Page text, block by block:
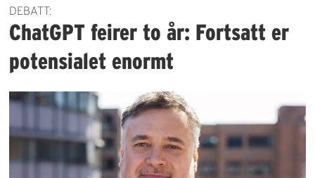
DEBATT:
ChatGPT feirer to år: Fortsatt er
potensialet enormt